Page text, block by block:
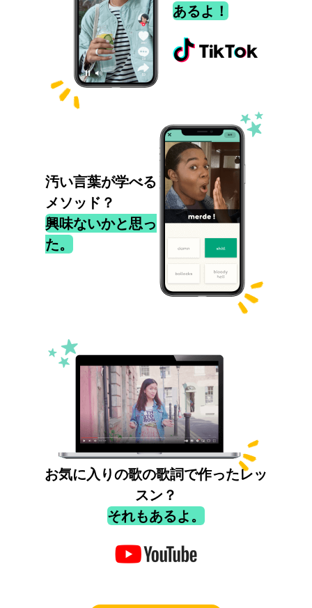
あるよ！
汚い言葉が学べる
メソッド？
興味ないかと思っ
た。
お気に入りの歌の歌詞で作ったレッ
スン？
それもあるよ。